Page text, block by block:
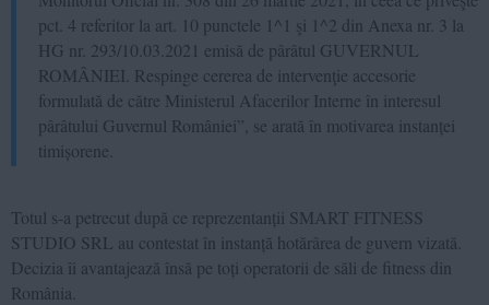
pct. 4 referitor la art. 10 punctele 1^1 şi 1^2 din Anexa nr. 3 la
HG nr. 293/10.03.2021 emisă de pârâtul GUVERNUL
ROMÂNIEI. Respinge cererea de intervenţie accesorie
formulată de către Ministerul Afacerilor Interne în interesul
pârâtului Guvernul României”, se arată în motivarea instanței
timișorene.
Totul s-a petrecut după ce reprezentanții SMART FITNESS
STUDIO SRL au contestat în instanță hotărârea de guvern vizată.
Decizia îi avantajează însă pe toți operatorii de săli de fitness din
România.